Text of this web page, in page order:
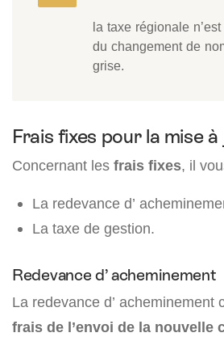
la taxe régionale
du changement de
grise.
Frais fixes pour la mise
Concernant les frais fixes, il
La redevance d’
La taxe de gestion.
Redevance d’ acheminement
La redevance d’ acheminement
frais de l’envoi de la nouvelle